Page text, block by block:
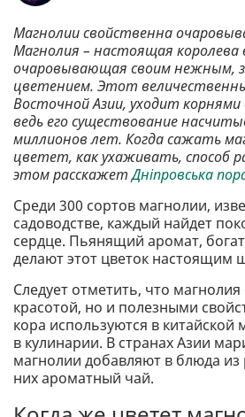
Магнолии свойственна
Магнолия – настоящая королева
очаровывающая своим нежным,
цветением. Этот
Восточной Азии, уходит корнями
ведь его существование
миллионов лет. Когда сажать
цветет, как ухаживать, способ
этом расскажетДніпровська
Среди 300 сортов магнолии,
садоводстве, каждый найдет
сердце. Пьянящий аромат,
делают этот цветок настоящим
Следует отметить, что
красотой, но и полезными
кора используются в китайской
в кулинарии. В странах Азии
магнолии добавляют в блюда из
них ароматный чай.